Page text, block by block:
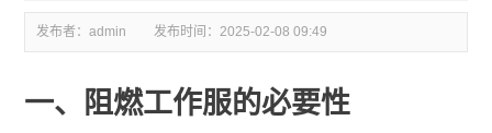
发布者：admin 发布时间：2025-02-08 09:49
一、阻燃工作服的必要性